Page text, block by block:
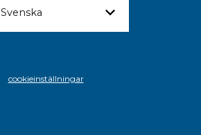
Svenska
cookieinställningar